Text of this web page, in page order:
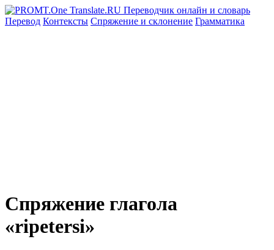
Перевод Контексты Спряжение и склонение Грамматика
Спряжение глагола
«ripetersi»